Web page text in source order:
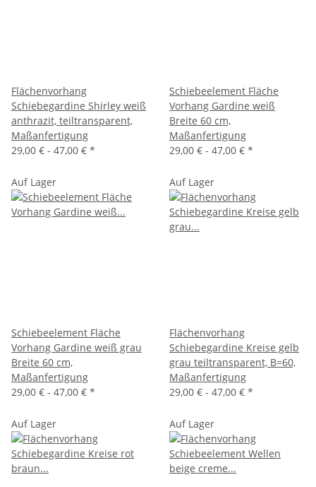
Flächenvorhang
Schiebegardine Shirley weiß
anthrazit, teiltransparent,
Maßanfertigung
29,00 € - 47,00 € *
Schiebeelement Fläche
Vorhang Gardine weiß
Breite 60 cm,
Maßanfertigung
29,00 € - 47,00 € *
Auf Lager
Schiebeelement Fläche
Vorhang Gardine weiß grau
Breite 60 cm,
Maßanfertigung
29,00 € - 47,00 € *
Auf Lager
Flächenvorhang
Schiebegardine Kreise gelb
grau teiltransparent, B=60,
Maßanfertigung
29,00 € - 47,00 € *
Auf Lager Auf Lager